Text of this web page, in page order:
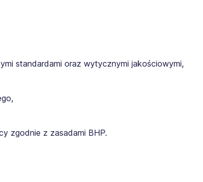
standardami oraz wytycznymi jakościowymi,
zgodnie z zasadami BHP.